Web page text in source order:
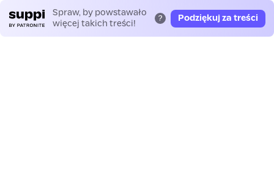
Spraw, by powstawało
więcej takich treści!
? Podziękuj za treści